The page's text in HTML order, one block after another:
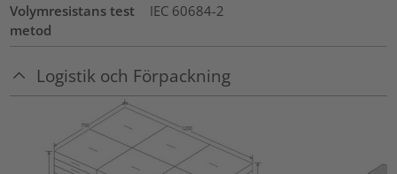
Volymresistans test
metod
IEC 60684-2
Logistik och Förpackning